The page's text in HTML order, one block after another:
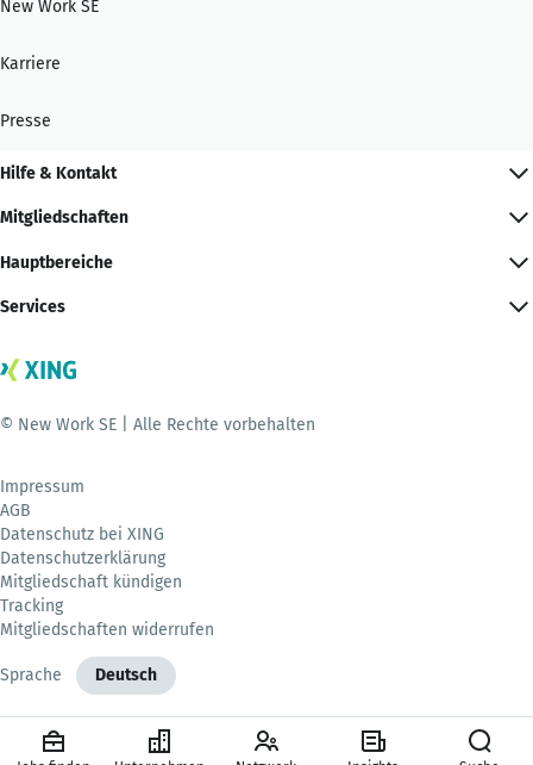
New Work SE
Karriere
Presse
Hilfe & Kontakt
Mitgliedschaften
Hauptbereiche
Services
© New Work SE | Alle Rechte vorbehalten
Impressum
AGB
Datenschutz bei XING
Datenschutzerklärung
Mitgliedschaft kündigen
Tracking
Mitgliedschaften widerrufen
Sprache Deutsch